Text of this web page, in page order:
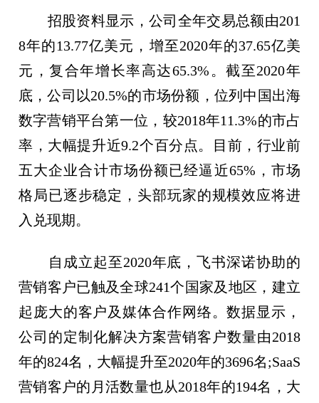
招股资料显示，公司全年交易总额由201
8年的13.77亿美元，增至2020年的37.65亿美
元，复合年增长率高达65.3%。截至2020年
底，公司以20.5%的市场份额，位列中国出海
数字营销平台第一位，较2018年11.3%的市占
率，大幅提升近9.2个百分点。目前，行业前
五大企业合计市场份额已经逼近65%，市场
格局已逐步稳定，头部玩家的规模效应将进
入兑现期。
自成立起至2020年底，飞书深诺协助的
营销客户已触及全球241个国家及地区，建立
起庞大的客户及媒体合作网络。数据显示，
公司的定制化解决方案营销客户数量由2018
年的824名，大幅提升至2020年的3696名;SaaS
营销客户的月活数量也从2018年的194名，大